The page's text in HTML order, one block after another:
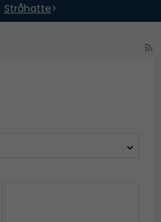
Stråhatte>